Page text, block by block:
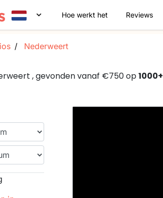
Hoe werkt het Reviews
Nederweert
, gevonden vanaf €750 op1000+